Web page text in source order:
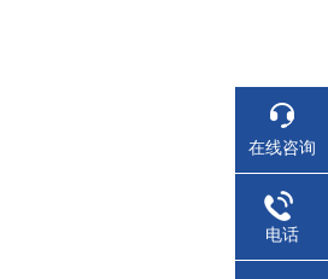
在线咨询
电话